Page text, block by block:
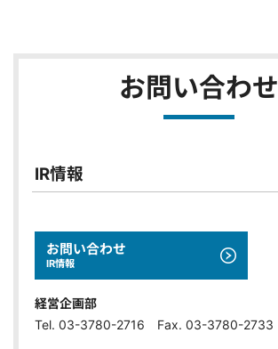
お問い合わせ
IR情報
お問い合わせ
IR情報
経営企画部
Tel. 03-3780-2716 Fax. 03-3780-2733